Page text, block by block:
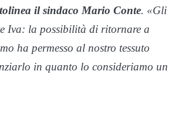
il sindaco Mario Conte. «Gli
Iva: la possibilità di ritornare a
ha permesso al nostro tessuto
in quanto lo consideriamo un